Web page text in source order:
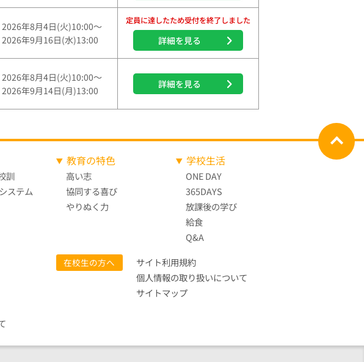
2026年8月4日(火)10:00～
2026年9月16日(水)13:00
定員に達したため受付を終了しました
詳細を見る
2026年8月4日(火)10:00～
2026年9月14日(月)13:00
詳細を見る
訓
ステム
教育の特色
高い志
協同する喜び
やりぬく力
学校生活
ONE DAY
365DAYS
放課後の学び
給食
Q&A
在校生の方へ
サイト利用規約
個人情報の取り扱いについて
サイトマップ